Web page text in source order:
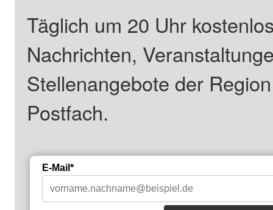
Täglich um 20 Uhr
Nachrichten,
Stellenangebote der
Postfach.
E-Mail*